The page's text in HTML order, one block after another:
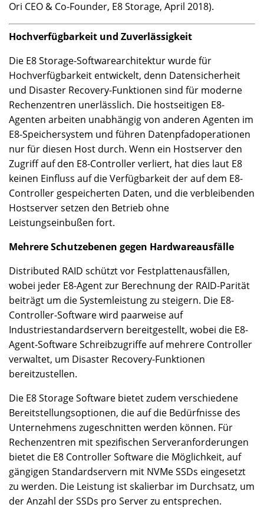
Ori CEO & Co-Founder, E8 Storage, April 2018).
Hochverfügbarkeit und Zuverlässigkeit
Die E8 Storage-Softwarearchitektur wurde für
Hochverfügbarkeit entwickelt, denn Datensicherheit
und Disaster Recovery-Funktionen sind für moderne
Rechenzentren unerlässlich. Die hostseitigen E8-
Agenten arbeiten unabhängig von anderen Agenten im
E8-Speichersystem und führen Datenpfadoperationen
nur für diesen Host durch. Wenn ein Hostserver den
Zugriff auf den E8-Controller verliert, hat dies laut E8
keinen Einfluss auf die Verfügbarkeit der auf dem E8-
Controller gespeicherten Daten, und die verbleibenden
Hostserver setzen den Betrieb ohne
Leistungseinbußen fort.
Mehrere Schutzebenen gegen Hardwareausfälle
Distributed RAID schützt vor Festplattenausfällen,
wobei jeder E8-Agent zur Berechnung der RAID-Parität
beiträgt um die Systemleistung zu steigern. Die E8-
Controller-Software wird paarweise auf
Industriestandardservern bereitgestellt, wobei die E8-
Agent-Software Schreibzugriffe auf mehrere Controller
verwaltet, um Disaster Recovery-Funktionen
bereitzustellen.
Die E8 Storage Software bietet zudem verschiedene
Bereitstellungsoptionen, die auf die Bedürfnisse des
Unternehmens zugeschnitten werden können. Für
Rechenzentren mit spezifischen Serveranforderungen
bietet die E8 Controller Software die Möglichkeit, auf
gängigen Standardservern mit NVMe SSDs eingesetzt
zu werden. Die Leistung ist skalierbar im Durchsatz, um
der Anzahl der SSDs pro Server zu entsprechen.